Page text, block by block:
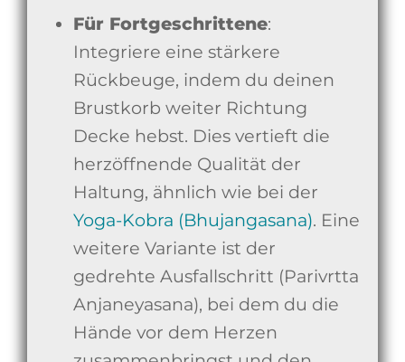
Für Fortgeschrittene:
Integriere eine stärkere
Rückbeuge, indem du deinen
Brustkorb weiter Richtung
Decke hebst. Dies vertieft die
herzöffnende Qualität der
Haltung, ähnlich wie bei der
Yoga-Kobra (Bhujangasana). Eine
weitere Variante ist der
gedrehte Ausfallschritt (Parivrtta
Anjaneyasana), bei dem du die
Hände vor dem Herzen